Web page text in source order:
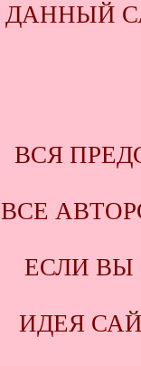
ДАННЫЙ
ВСЯ
ВСЕ
ЕСЛИ ВЫ
ИДЕЯ